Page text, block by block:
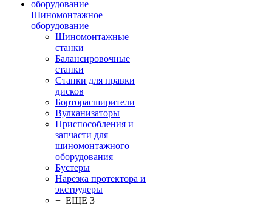
Шиномонтажное
оборудование
Шиномонтажные
станки
Балансировочные
станки
Станки для правки
дисков
Борторасширители
Вулканизаторы
Приспособления и
запчасти для
шиномонтажного
оборудования
Бустеры
Нарезка протектора и
экструдеры
+ ЕЩЕ 3